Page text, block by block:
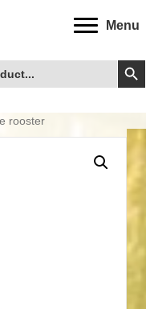
Menu
rooster